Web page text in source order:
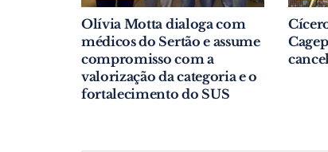
Olívia Motta dialoga com
médicos do Sertão e assume
compromisso com a
valorização da categoria e o
fortalecimento do SUS